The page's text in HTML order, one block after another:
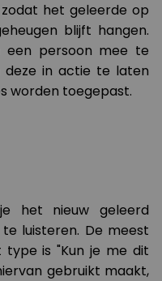
het geleerde op
blijft hangen.
een persoon mee te
deze in actie te laten
worden toegepast.
het nieuw geleerd
luisteren. De meest
is "Kun je me dit
gebruikt maakt,